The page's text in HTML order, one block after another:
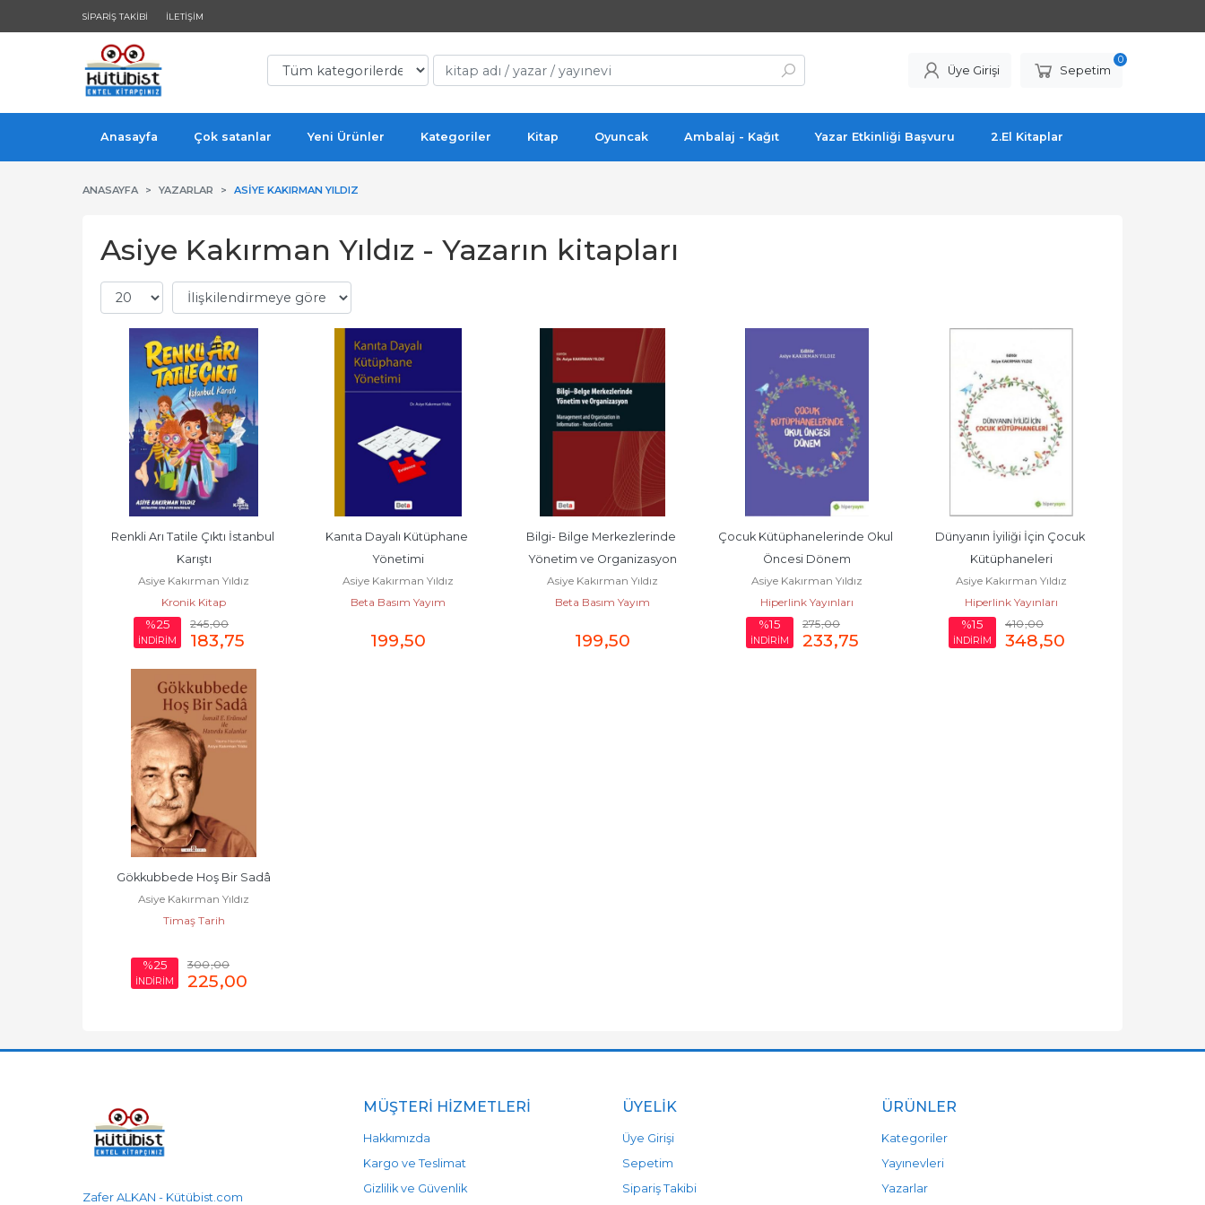
SIPARIŞ TAKIBI İLETIŞIM
Üye Girişi Sepetim
0
Anasayfa Çok satanlar Yeni Ürünler Kategoriler Kitap Oyuncak Ambalaj - Kağıt Yazar Etkinliği Başvuru 2.El Kitaplar
ANASAYFA YAZARLAR ASIYE KAKIRMAN YILDIZ
Asiye Kakırman Yıldız - Yazarın kitapları
Renkli Arı Tatile Çıktı İstanbul
Karıştı
Asiye Kakırman Yıldız
Kronik Kitap
%25
İNDİRİM
245,00
183,75
Kanıta Dayalı Kütüphane
Yönetimi
Asiye Kakırman Yıldız
Beta Basım Yayım
199,50
Bilgi- Bilge Merkezlerinde
Yönetim ve Organizasyon
Asiye Kakırman Yıldız
Beta Basım Yayım
199,50
Çocuk Kütüphanelerinde Okul
Öncesi Dönem
Asiye Kakırman Yıldız
Hiperlink Yayınları
%15
İNDİRİM
275,00
233,75
Dünyanın İyiliği İçin Çocuk
Kütüphaneleri
Asiye Kakırman Yıldız
Hiperlink Yayınları
%15
İNDİRİM
410,00
348,50
Gökkubbede Hoş Bir Sadâ
Asiye Kakırman Yıldız
Timaş Tarih
%25
İNDİRİM
300,00
225,00
Zafer ALKAN - Kütübist.com
MÜŞTERI HIZMETLERI
Hakkımızda
Kargo ve Teslimat
Gizlilik ve Güvenlik
ÜYELIK
Üye Girişi
Sepetim
Sipariş Takibi
ÜRÜNLER
Kategoriler
Yayınevleri
Yazarlar